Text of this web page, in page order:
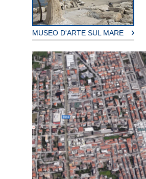
MUSEO D'ARTE SUL MARE